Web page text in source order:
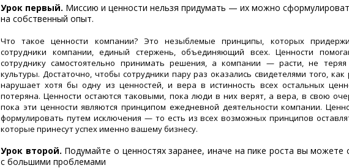
Урок первый. Миссию и ценности нельзя придумать — их можно
на собственный опыт.
Что такое ценности компании? Это незыблемые принципы, которых
сотрудники компании, единый стержень, объединяющий всех. Ценности
сотруднику самостоятельно принимать решения, а компании — расти, не теряя
культуры. Достаточно, чтобы сотрудники пару раз оказались свидетелями того, как
нарушает хотя бы одну из ценностей, и вера в истинность всех остальных
потеряна. Ценности остаются таковыми, пока люди в них верят, а вера, в свою
пока эти ценности являются принципом ежедневной деятельности компании.
формулировать путем исключения — то есть из всех возможных принципов
которые принесут успех именно вашему бизнесу.
Урок второй. Подумайте о ценностях заранее, иначе на пике роста вы можете
с большими проблемами